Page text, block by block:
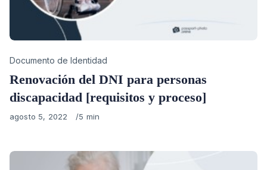
Category
Documento de Identidad
Renovación del DNI para personas
discapacidad [requisitos y proceso]
Published
agosto 5, 2022 5 min